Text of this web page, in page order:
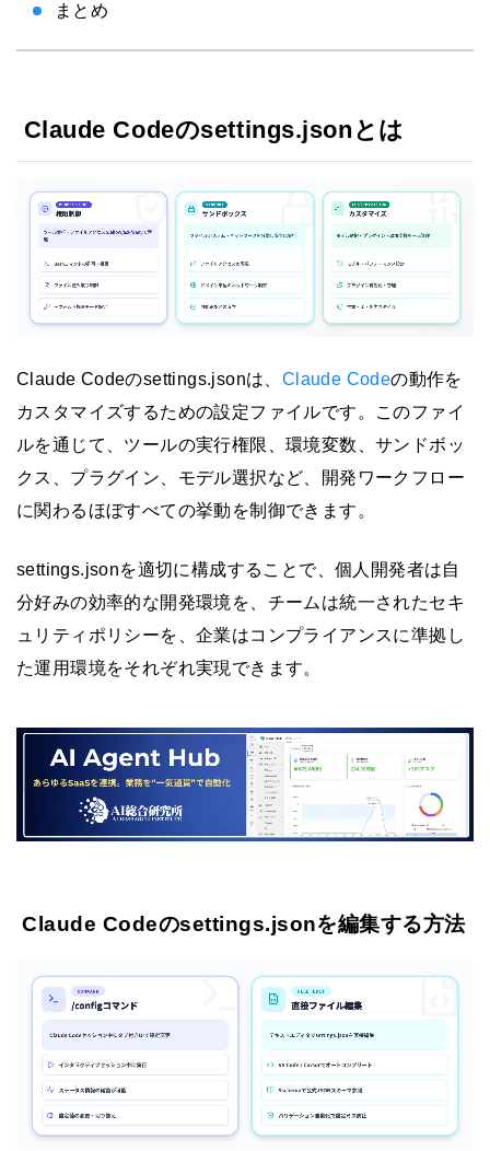
まとめ
Claude Codeのsettings.jsonとは
Claude Codeのsettings.jsonは、 Claude Codeの動作を
カスタマイズするための設定ファイルです。このファイ
ルを通じて、ツールの実行権限、環境変数、サンドボッ
クス、プラグイン、モデル選択など、開発ワークフロー
に関わるほぼすべての挙動を制御できます。
settings.jsonを適切に構成することで、個人開発者は自
分好みの効率的な開発環境を、チームは統一されたセキ
ュリティポリシーを、企業はコンプライアンスに準拠し
た運用環境をそれぞれ実現できます。
Claude Codeのsettings.jsonを編集する方法